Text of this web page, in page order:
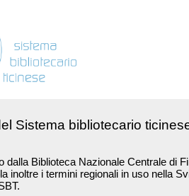
Sistema bibliotecario
dalla Biblioteca Nazionale Centrale di
inoltre i termini regionali in uso nella